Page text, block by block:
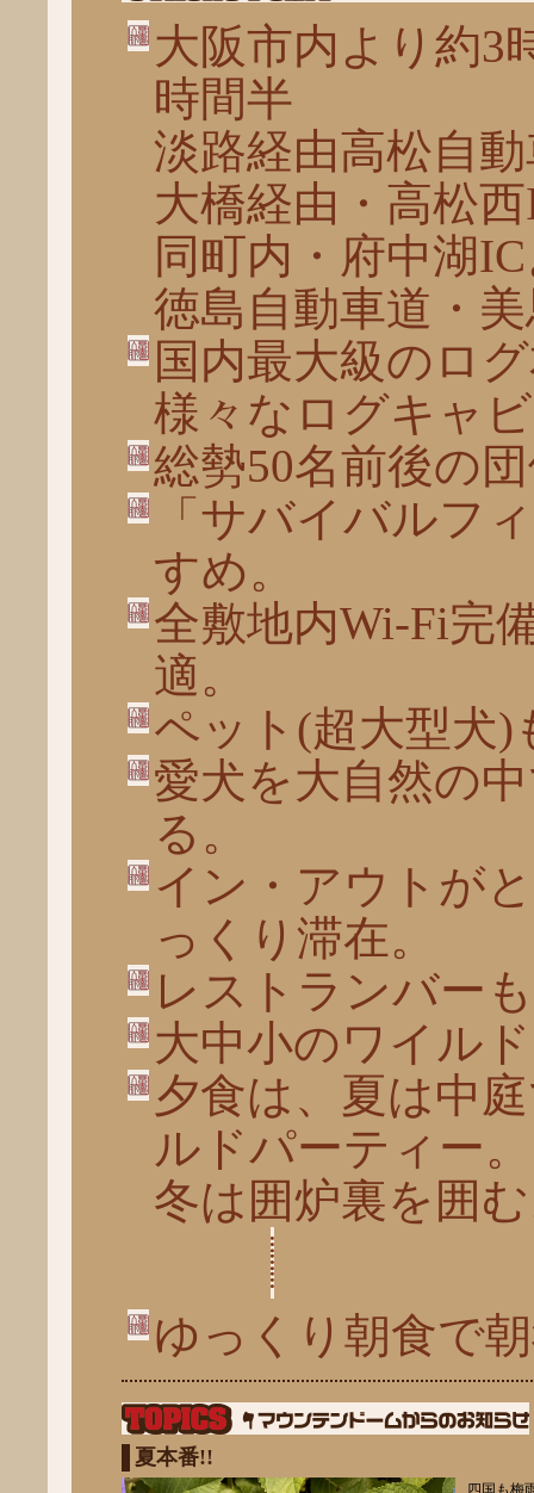
大阪市内より約3
時間半
淡路経由高松自
大橋経由・高松
同町内・府中湖
徳島自動車道・
国内最大級のロ
様々なログキャ
総勢50名前後の
「サバイバルフ
すめ。
全敷地内Wi-Fi完
適。
ペット(超大型犬)
愛犬を大自然の
る。
イン・アウトが
っくり滞在。
レストランバー
大中小のワイル
夕食は、夏は中
ルドパーティー。
冬は囲炉裏を囲
ゆっくり朝食で
夏本番!!
四国も梅